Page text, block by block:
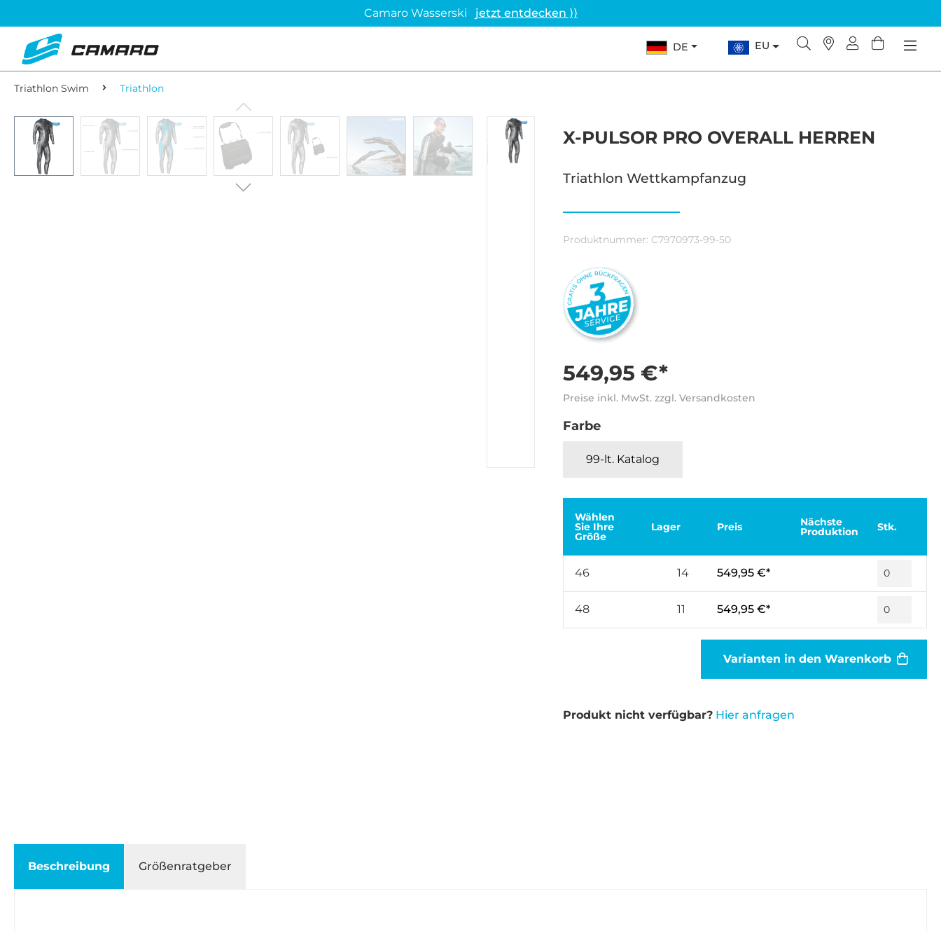
Camaro Wasserski jetzt entdecken ⟩⟩
DE EU
Triathlon Swim Triathlon
X-PULSOR PRO OVERALL HERREN
Triathlon Wettkampfanzug
Produktnummer: C7970973-99-50
549,95 €*
Preise inkl. MwSt. zzgl. Versandkosten
Farbe
99-lt. Katalog
Wählen
Sie Ihre
Größe
Lager Preis Nächste
Produktion Stk.
46 14 549,95 €*
48 11 549,95 €*
Varianten in den Warenkorb
Produkt nicht verfügbar? Hier anfragen
Beschreibung Größenratgeber